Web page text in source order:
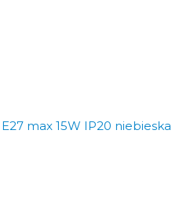
max 15W IP20 niebieska